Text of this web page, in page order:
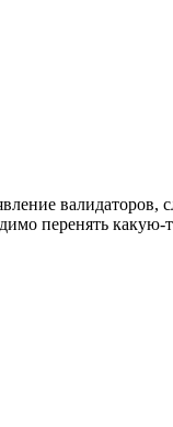
валидаторов,
перенять